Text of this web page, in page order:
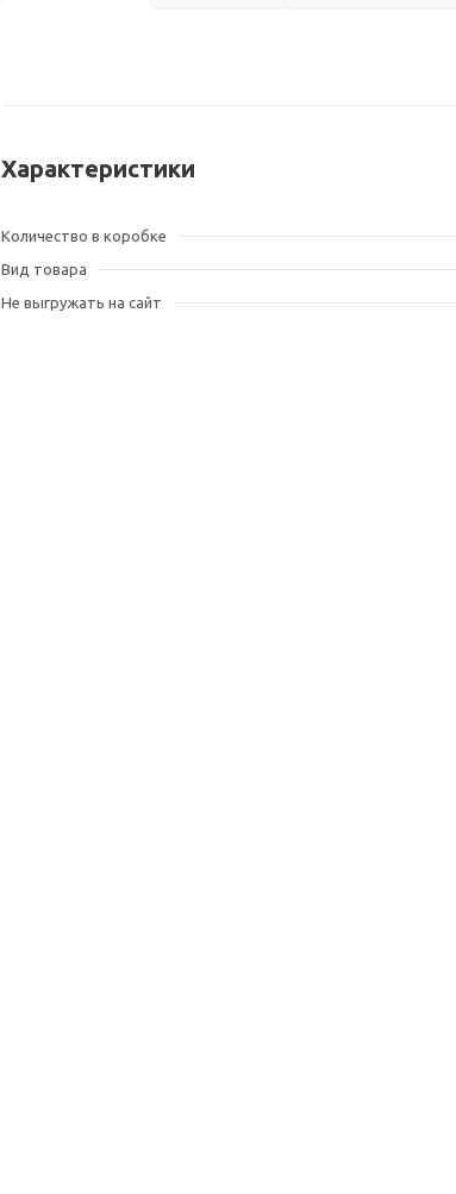
Характеристики
Количество в коробке
Вид товара
Не выгружать на сайт